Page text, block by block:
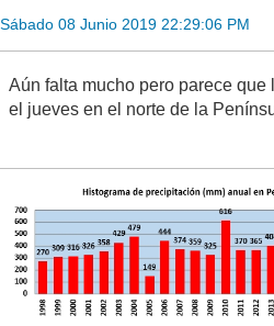
Sábado 08 Junio 2019 22:29:06 PM
Aún falta mucho pero parece
el jueves en el norte de la